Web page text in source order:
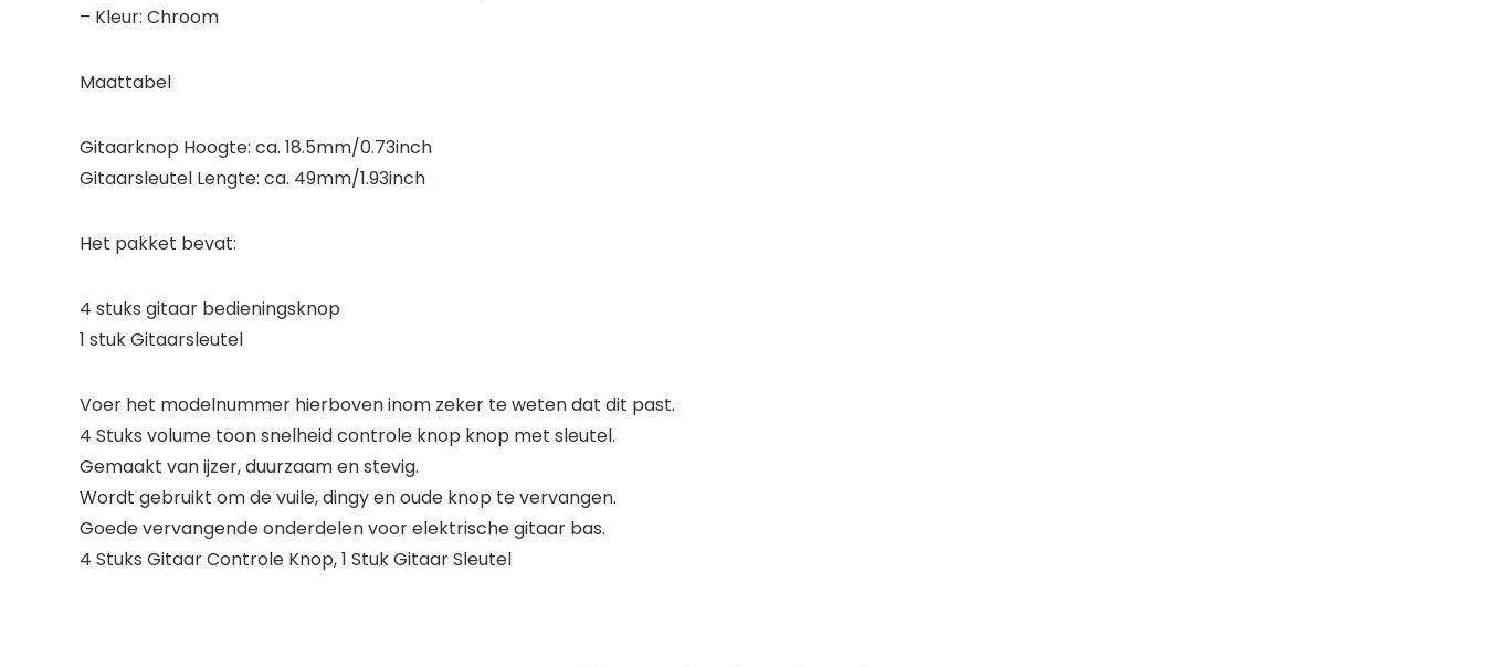
– Kleur: Chroom
Maattabel
Gitaarknop Hoogte: ca. 18.5mm/0.73inch
Gitaarsleutel Lengte: ca. 49mm/1.93inch
Het pakket bevat:
4 stuks gitaar bedieningsknop
1 stuk Gitaarsleutel
Voer het modelnummer hierboven inom zeker te weten dat dit past.
4 Stuks volume toon snelheid controle knop knop met sleutel.
Gemaakt van ijzer, duurzaam en stevig.
Wordt gebruikt om de vuile, dingy en oude knop te vervangen.
Goede vervangende onderdelen voor elektrische gitaar bas.
4 Stuks Gitaar Controle Knop, 1 Stuk Gitaar Sleutel